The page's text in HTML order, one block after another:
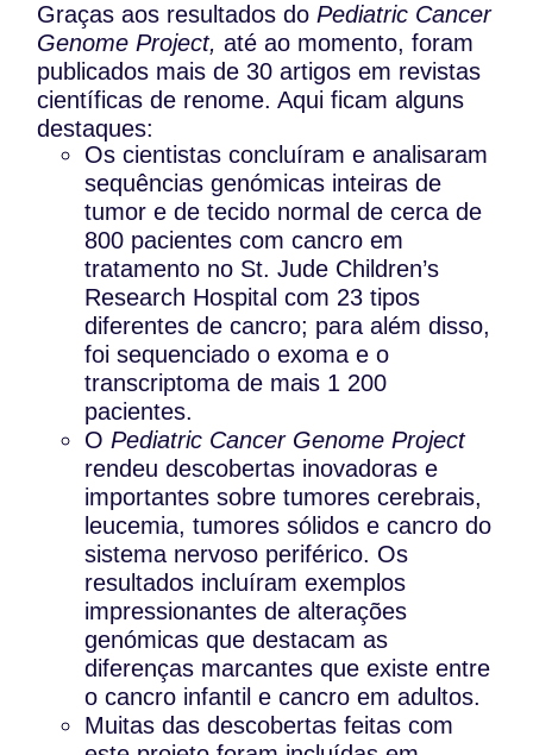
Graças aos resultados doPediatric Cancer
Genome Project,até ao momento, foram
publicados mais de 30 artigos em revistas
científicas de renome. Aqui ficam alguns
destaques:
Os cientistas concluíram e analisaram
sequências genómicas inteiras de
tumor e de tecido normal de cerca de
800 pacientes com cancro em
tratamento no St. Jude Children’s
Research Hospital com 23 tipos
diferentes de cancro; para além disso,
foi sequenciado o exoma e o
transcriptoma de mais 1 200
pacientes.
OPediatric Cancer Genome Project
rendeu descobertas inovadoras e
importantes sobre tumores cerebrais,
leucemia, tumores sólidos e cancro do
sistema nervoso periférico. Os
resultados incluíram exemplos
impressionantes de alterações
genómicas que destacam as
diferenças marcantes que existe entre
o cancro infantil e cancro em adultos.
Muitas das descobertas feitas com